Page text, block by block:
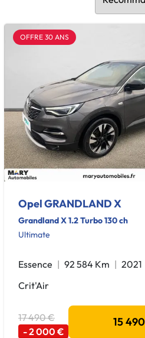
OFFRE 30 ANS
Opel GRANDLAND X
Grandland X 1.2 Turbo 130 ch
Ultimate
Essence 92 584 Km
2021
Crit'Air
17 490 €
- 2 000 €
15